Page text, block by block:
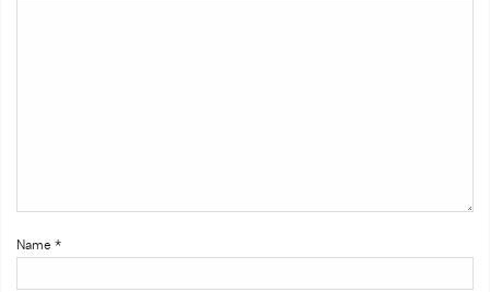
Name *